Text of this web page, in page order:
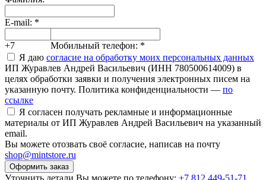
E-mail: *
+7 Мобильный телефон: *
Я даю согласие на обработку моих персональных данных
ИП Журавлев Андрей Васильевич (ИНН 780500614009) в
целях обработки заявки и получения электронных писем на
указанную почту. Политика конфиденциальности — по
ссылке
Я согласен получать рекламные и информационные
материалы от ИП Журавлев Андрей Васильевич на указанный
email.
Вы можете отозвать своё согласие, написав на почту
shop@mintstore.ru
Оформить заказ